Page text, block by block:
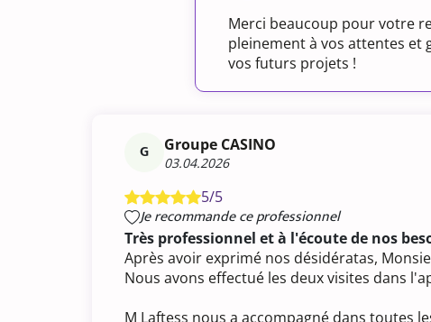
Merci beaucoup pour votre
pleinement à vos attentes et
vos futurs projets !
G Groupe CASINO
03.04.2026
5/5
Je recommande ce professionnel
Très professionnel et à l'écoute de nos
Après avoir exprimé nos désidératas,
Nous avons effectué les deux visites dans
M Laftess nous a accompagné dans toutes